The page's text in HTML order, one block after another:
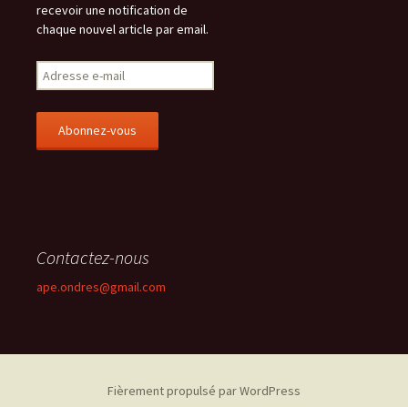
recevoir une notification de
chaque nouvel article par email.
d
r
s
a
Contactez-nous
ape.ondres@gmail.com
Fièrement propulsé par WordPress